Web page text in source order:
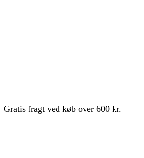
Gratis fragt ved køb over 600 kr.